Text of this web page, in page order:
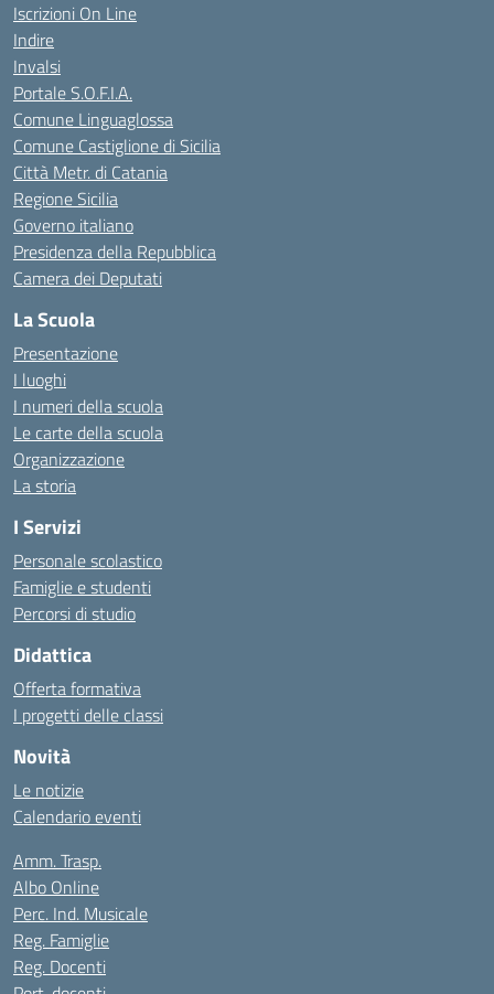
Iscrizioni On Line
Indire
Invalsi
Portale S.O.F.I.A.
Comune Linguaglossa
Comune Castiglione di Sicilia
Città Metr. di Catania
Regione Sicilia
Governo italiano
Presidenza della Repubblica
Camera dei Deputati
La Scuola
Presentazione
I luoghi
I numeri della scuola
Le carte della scuola
Organizzazione
La storia
I Servizi
Personale scolastico
Famiglie e studenti
Percorsi di studio
Didattica
Offerta formativa
I progetti delle classi
Novità
Le notizie
Calendario eventi
Amm. Trasp.
Albo Online
Perc. Ind. Musicale
Reg. Famiglie
Reg. Docenti